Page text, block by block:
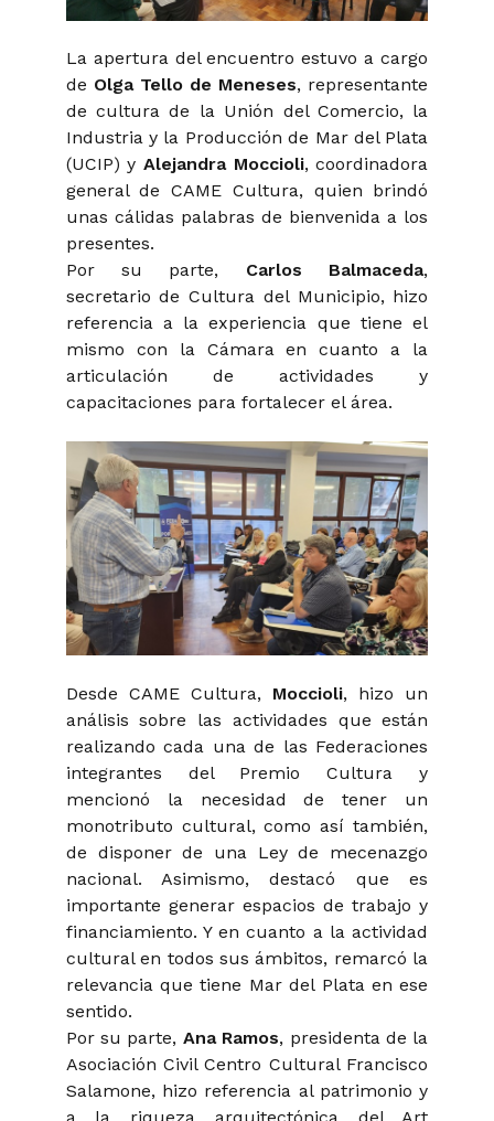
La apertura del encuentro estuvo a cargo
de Olga Tello de Meneses, representante
de cultura de la Unión del Comercio, la
Industria y la Producción de Mar del Plata
(UCIP) y Alejandra Moccioli, coordinadora
general de CAME Cultura, quien brindó
unas cálidas palabras de bienvenida a los
presentes.
Por su parte, Carlos Balmaceda,
secretario de Cultura del Municipio, hizo
referencia a la experiencia que tiene el
mismo con la Cámara en cuanto a la
articulación de actividades y
capacitaciones para fortalecer el área.
Desde CAME Cultura, Moccioli, hizo un
análisis sobre las actividades que están
realizando cada una de las Federaciones
integrantes del Premio Cultura y
mencionó la necesidad de tener un
monotributo cultural, como así también,
de disponer de una Ley de mecenazgo
nacional. Asimismo, destacó que es
importante generar espacios de trabajo y
financiamiento. Y en cuanto a la actividad
cultural en todos sus ámbitos, remarcó la
relevancia que tiene Mar del Plata en ese
sentido.
Por su parte, Ana Ramos, presidenta de la
Asociación Civil Centro Cultural Francisco
Salamone, hizo referencia al patrimonio y